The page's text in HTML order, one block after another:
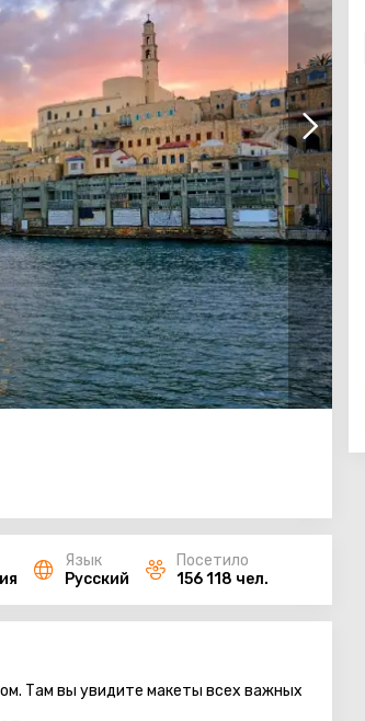
Язык
Русский
Посетило
156 118 чел.
Там вы увидите макеты всех важных